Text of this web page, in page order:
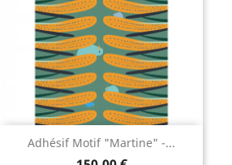
Adhésif Motif "Martine" -...
150,00 €